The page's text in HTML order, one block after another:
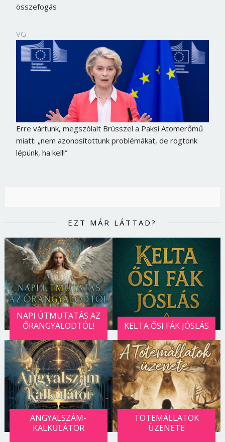
összefogás
VG
Erre vártunk, megszólalt Brüsszel a Paksi Atomerőmű
miatt: „nem azonosítottunk problémákat, de rögtönk
lépünk, ha kell!”
EZT MÁR LÁTTAD?
NAPI ÚTMUTATÁS AZ
ŐRANGYALODTÓL!
KELTA ŐSI FÁK JÓSLÁS
ANGYALSZÁM-
KALKULÁTOR
TOTEMÁLLATOK
ÜZENETE